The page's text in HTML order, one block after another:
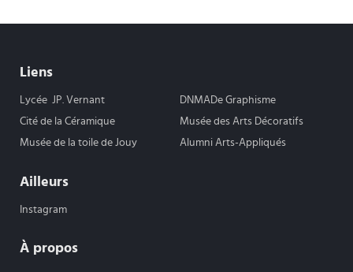
Liens
Lycée JP. Vernant
DNMADe Graphisme
Cité de la Céramique
Musée des Arts Décoratifs
Musée de la toile de Jouy
Alumni Arts-Appliqués
Ailleurs
Instagram
À propos